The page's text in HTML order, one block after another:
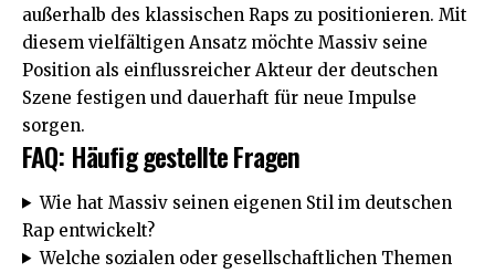
außerhalb des klassischen Raps zu positionieren. Mit
diesem vielfältigen Ansatz möchte Massiv seine
Position als einflussreicher Akteur der deutschen
Szene festigen und dauerhaft für neue Impulse
sorgen.
FAQ: Häufig gestellte Fragen
Wie hat Massiv seinen eigenen Stil im deutschen
Rap entwickelt?
Welche sozialen oder gesellschaftlichen Themen